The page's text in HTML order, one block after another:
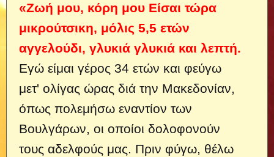
«Ζωή μου, κόρη μου Είσαι τώρα
μικρούτσικη, μόλις 5,5 ετών
αγγελούδι, γλυκιά γλυκιά και λεπτή.
Εγώ είμαι γέρος 34 ετών και φεύγω
μετ' ολίγας ώρας διά την Μακεδονίαν,
όπως πολεμήσω εναντίον των
Βουλγάρων, οι οποίοι δολοφονούν
τους αδελφούς μας. Πριν φύγω, θέλω